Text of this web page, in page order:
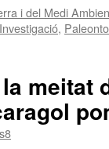
i del Medi
Investigació,
meitat